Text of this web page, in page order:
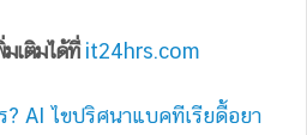
มเติมได้ที่ it24hrs.com
AI ไขปริศนาแบคทีเรียดื้อยา